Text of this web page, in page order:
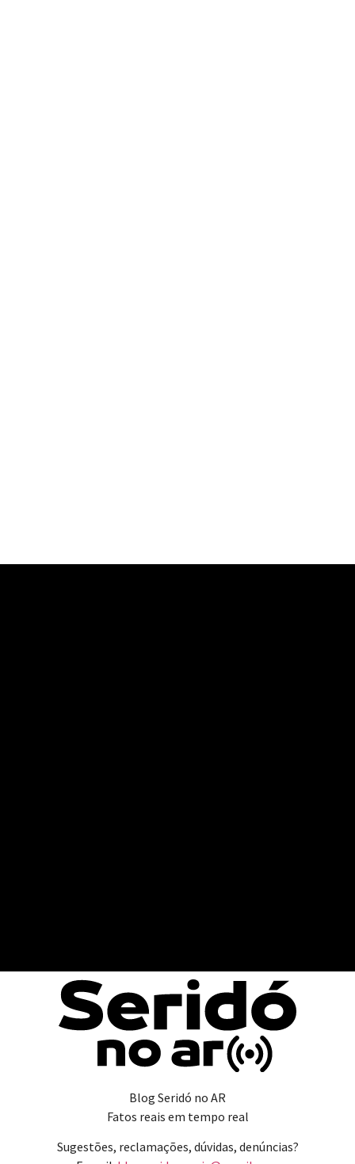
Blog Seridó no AR
Fatos reais em tempo real
Sugestões, reclamações, dúvidas, denúncias?